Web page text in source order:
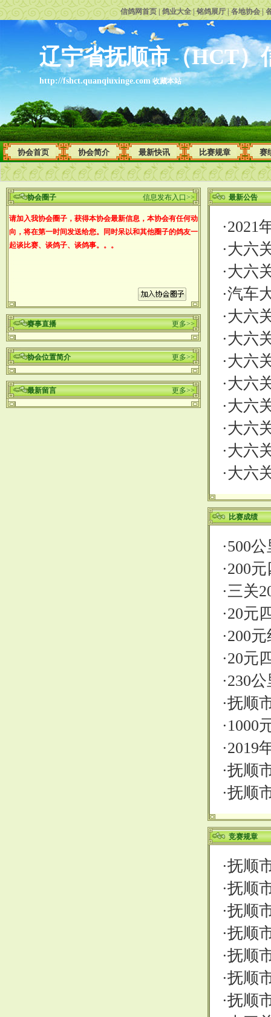
信鸽网首页|鸽业大全|铭鸽展厅|各地协会|
辽宁省抚顺市（HCT）
http://fshct.quanqiuxinge.com 收藏本站
协会首页 协会简介 最新快讯 比赛规章 赛
信息发布入口>>
协会圈子
请加入我协会圈子，获得本协会最新信息，本协会有任何动
向，将在第一时间发送给您。同时呆以和其他圈子的鸽友一
起谈比赛、谈鸽子、谈鸽事。。。
更多>>
赛事直播
更多>>
协会位置简介
更多>>
最新留言
最新公告
·2021
·大六
·大六
·汽车
·大六
·大六
·大六
·大六
·大六
·大六
·大六
·大六
比赛成绩
·500
·200
·三关
·20元
·200
·20元
·230
·抚顺
·1000
·2019
·抚顺
·抚顺
竞赛规章
·抚顺
·抚顺
·抚顺
·抚顺
·抚顺
·抚顺
·抚顺